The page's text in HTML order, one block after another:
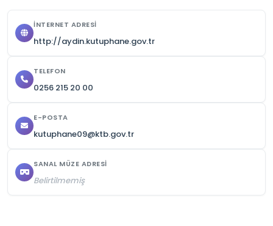
İNTERNET ADRESI
http://aydin.kutuphane.gov.tr
TELEFON
0256 215 20 00
E-POSTA
kutuphane09@ktb.gov.tr
SANAL MÜZE ADRESI
Belirtilmemiş